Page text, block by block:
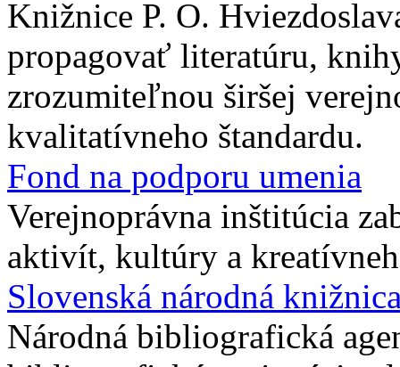
Knižnice P. O.
propagovať literatúru,
zrozumiteľnou širšej
kvalitatívneho štandardu.
Fond na podporu umenia
Verejnoprávna inštitúcia
aktivít, kultúry a
Slovenská národná
Národná bibliografická